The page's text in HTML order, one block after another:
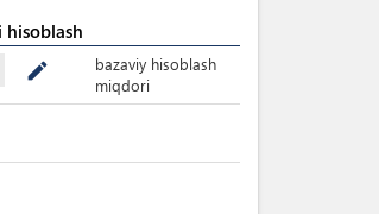
mode_edit
bazaviy hisoblash
miqdori